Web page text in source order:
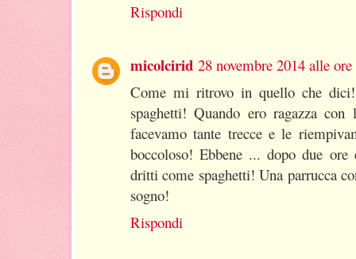
Rispondi
micolcirid 28 novembre 2014 alle
Come mi ritrovo in quello che
spaghetti! Quando ero ragazza
facevamo tante trecce e le
boccoloso! Ebbene ... dopo due
dritti come spaghetti! Una parrucca
sogno!
Rispondi